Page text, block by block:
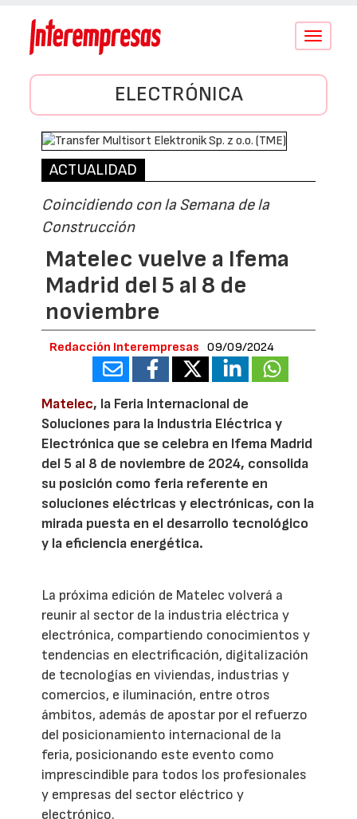
Conmutar
ELECTRÓNICA
ACTUALIDAD
Coincidiendo con la Semana de la
Construcción
Matelec vuelve a Ifema
Madrid del 5 al 8 de
noviembre
Redacción Interempresas 09/09/2024
Matelec, la Feria Internacional de
Soluciones para la Industria Eléctrica y
Electrónica que se celebra en Ifema Madrid
del 5 al 8 de noviembre de 2024, consolida
su posición como feria referente en
soluciones eléctricas y electrónicas, con la
mirada puesta en el desarrollo tecnológico
y la eficiencia energética.
La próxima edición de Matelec volverá a
reunir al sector de la industria eléctrica y
electrónica, compartiendo conocimientos y
tendencias en electrificación, digitalización
de tecnologías en viviendas, industrias y
comercios, e iluminación, entre otros
ámbitos, además de apostar por el refuerzo
del posicionamiento internacional de la
feria, posicionando este evento como
imprescindible para todos los profesionales
y empresas del sector eléctrico y
electrónico.